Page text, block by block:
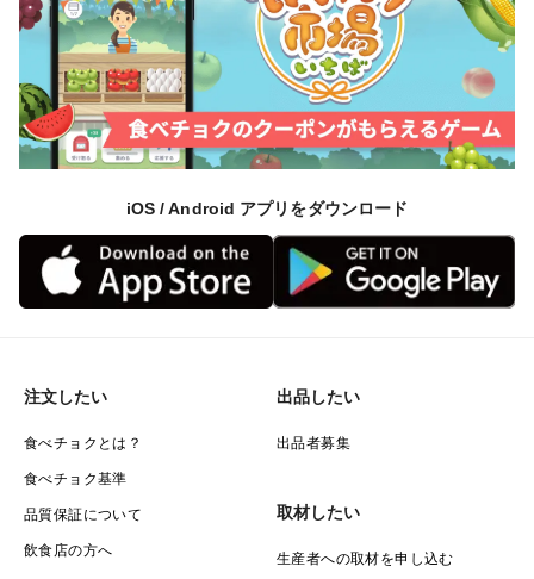
iOS / Android アプリをダウンロード
注文したい
食べチョクとは？
食べチョク基準
品質保証について
飲食店の方へ
出品したい
出品者募集
取材したい
生産者への取材を申し込む